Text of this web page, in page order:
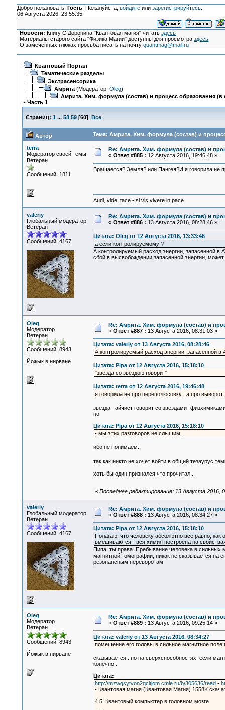
Добро пожаловать, Гость. Пожалуйста, войдитеили зарегистрируйтесь.
06 Августа 2026, 23:55:35
Новости: Книгу С.Доронина "Квантовая магия" читатьздесь
Материалы старого сайта "Физика Магии" доступны для просмотраздесь
О замеченных глюках просьба писать на почтуquantmag@mail.ru
Квантовый Портал
Тематические разделы
Экстрасенсорика
Амрита(Модератор: Oleg)
Амрита. Хим. формула (состав) и процесс образования (в
- Часть 1
Страниц: 1 ... 58 59[60] Все
Автор Тема: Амрита. Хим. формула (состав) и
terra
Модератор своей темы
Ветеран
Сообщений: 1811
Re: Амрита. Хим. формула (состав) и
« Ответ #885 : 12 Августа 2016, 19:46:48 »
Вращается? Земля? или Пангея?И я говорила не
Audi, vide, tace - si vis vivere in pace.
valeriy
Глобальный модератор
Ветеран
Сообщений: 4167
Re: Амрита. Хим. формула (состав) и
« Ответ #886 : 13 Августа 2016, 08:28:46 »
Цитата: Oleg от 12 Августа 2016, 13:33:46
а если контролируемому ?
А контролируемый расход энергии, запасенной в
сбой в высвобождении запасенной энергии,
Oleg
Модератор
Ветеран
Сообщений: 8943
Йожык в нирване
Re: Амрита. Хим. формула (состав) и
« Ответ #887 : 13 Августа 2016, 08:31:03 »
Цитата: valeriy от 13 Августа 2016, 08:28:46
А контролируемый расход энергии, запасенной в
Цитата: Pipa от 12 Августа 2016, 15:18:10
"звезда со звездою говорит"
Цитата: terra от 12 Августа 2016, 19:46:48
я говорила не про переполюсовку , а про выворот.
звезда-тайчист говорит со звездами -
но
Цитата: Pipa от 12 Августа 2016, 15:18:10
- мы этих разговоров не слышим.
ибо не понимаем..
так как никто не хочет войти в общий тезаурус
хоть бы один признался что прочитал...
« Последнее редактирование: 13 Августа 2016,
valeriy
Глобальный модератор
Ветеран
Сообщений: 4167
Re: Амрита. Хим. формула (состав) и
« Ответ #888 : 13 Августа 2016, 08:34:27 »
Цитата: Pipa от 12 Августа 2016, 15:18:10
Полагаю, что человеку абсолютно всё равно,
вмешиваются - вся химия построена на
Пипа, ты права. Пребывание человека в сильных
магнитной томографии, никак не сказывается на
резонансным переворотам.
Oleg
Модератор
Ветеран
Сообщений: 8943
Йожык в нирване
Re: Амрита. Хим. формула (состав) и
« Ответ #889 : 13 Августа 2016, 09:25:14 »
Цитата: valeriy от 13 Августа 2016, 08:34:27
помещение его головы в сильное магнитное поле
сказывается . но на сверхспособностях. если
конечно..
Цитата:
http://mzwgsytvon2gcltjom.cmle.ru/b/305636/read -
- Квантовая магия (Квантовая Магия) 1558K
4.5. Квантовый компьютер в головном мозге